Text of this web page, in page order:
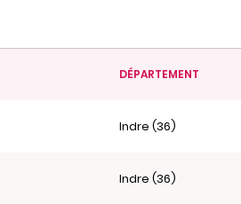
DÉPARTEMENT
Indre (36)
Indre (36)